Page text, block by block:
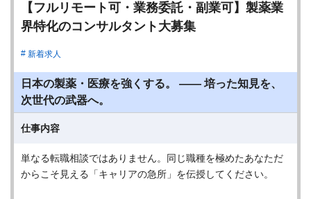
【フルリモート可・業務委託・副業可】製薬業
界特化のコンサルタント大募集
新着求人
日本の製薬・医療を強くする。 ―― 培った知見を、
次世代の武器へ。
仕事内容
単なる転職相談ではありません。同じ職種を極めたあなただ
からこそ見える「キャリアの急所」を伝授してください。